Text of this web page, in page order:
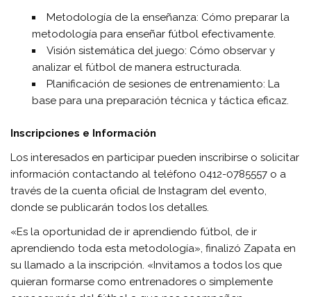
Metodología de la enseñanza: Cómo preparar la
metodología para enseñar fútbol efectivamente.
Visión sistemática del juego: Cómo observar y
analizar el fútbol de manera estructurada.
Planificación de sesiones de entrenamiento: La
base para una preparación técnica y táctica eficaz.
Inscripciones e Información
Los interesados en participar pueden inscribirse o solicitar
información contactando al teléfono 0412-0785557 o a
través de la cuenta oficial de Instagram del evento,
donde se publicarán todos los detalles.
«Es la oportunidad de ir aprendiendo fútbol, de ir
aprendiendo toda esta metodología», finalizó Zapata en
su llamado a la inscripción. «Invitamos a todos los que
quieran formarse como entrenadores o simplemente